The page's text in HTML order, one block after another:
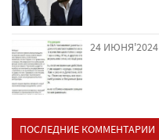
24 ИЮНЯ'2024
ПОСЛЕДНИЕ КОММЕНТАРИИ